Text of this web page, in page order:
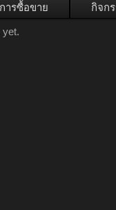
ารซื้อขาย กิจก
yet.